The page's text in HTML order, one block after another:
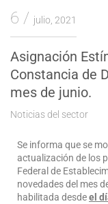
6 julio, 2021
Asignación
Constancia de
mes de junio.
Noticias del sector
Se informa que se
actualización de los
Federal de
novedades del mes
habilitada desdeel